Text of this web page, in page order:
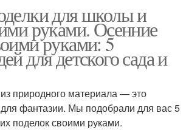
для школы и
руками. Осенние
руками: 5
для детского сада и
природного материала — это
фантазии. Мы подобрали для вас 5
поделок своими руками.